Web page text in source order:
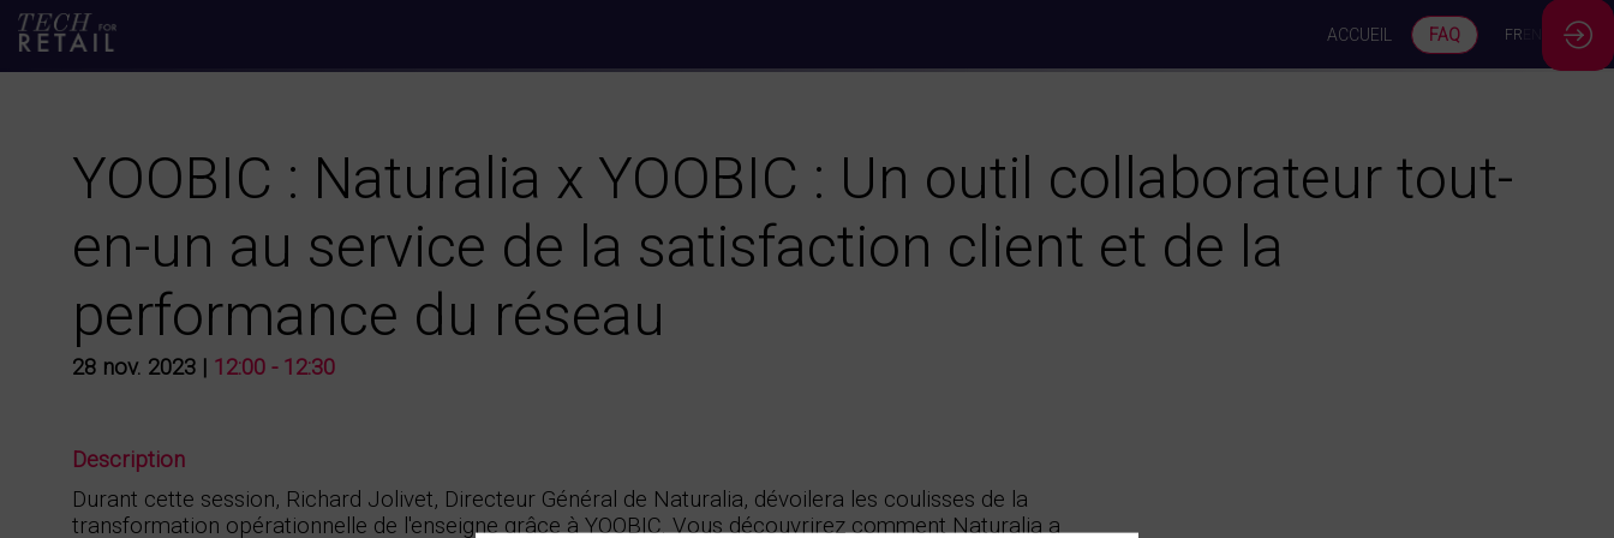
ACCUEIL FAQ FR
YOOBIC : Naturalia x YOOBIC : Un outil collaborateur tout-
en-un au service de la satisfaction client et de la
performance du réseau
28 nov. 2023 12:00 - 12:30
Description
Durant cette session, Richard Jolivet, Directeur Général de Naturalia, dévoilera les coulisses de la
transformation opérationnelle de l'enseigne grâce à YOOBIC. Vous découvrirez comment Naturalia a